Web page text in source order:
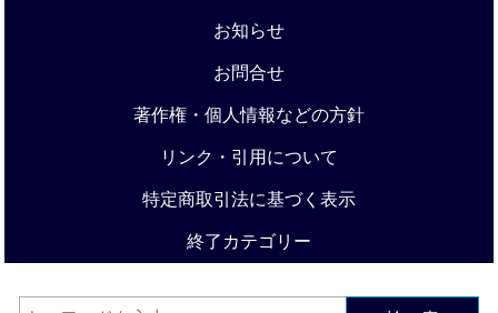
お知らせ
お問合せ
著作権・個人情報などの方針
リンク・引用について
特定商取引法に基づく表示
終了カテゴリー